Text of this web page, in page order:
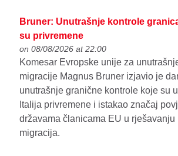
Bruner: Unutrašnje kontrole
su privremene
on 08/08/2026 at 22:00
Komesar Evropske unije za
migracije Magnus Bruner izjavio je
unutrašnje granične kontrole koje su
Italija privremene i istakao značaj
državama članicama EU u
migracija.